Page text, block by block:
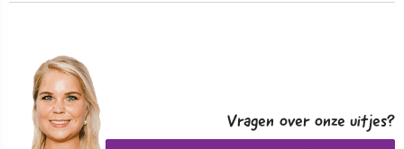
Vragen over onze uitjes?